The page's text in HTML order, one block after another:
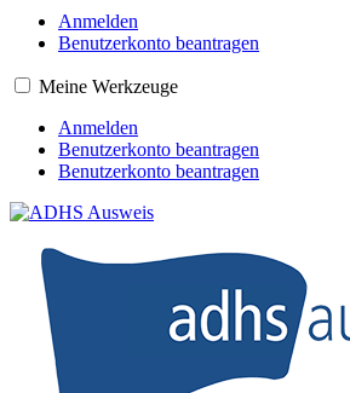
Anmelden
Benutzerkonto beantragen
Meine Werkzeuge
Anmelden
Benutzerkonto beantragen
Benutzerkonto beantragen